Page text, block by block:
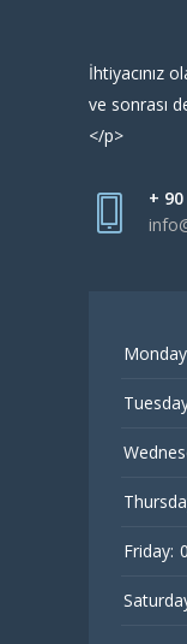
İhtiyacınız
ve sonrası
</p>
+
Friday: